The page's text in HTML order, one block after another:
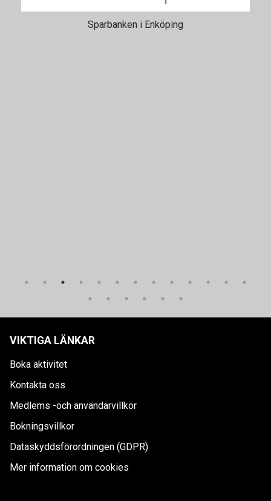
Sparbanken i Enköping
VIKTIGA LÄNKAR
Boka aktivitet
Kontakta oss
Medlems -och användarvillkor
Bokningsvillkor
Dataskyddsförordningen (GDPR)
Mer information om cookies